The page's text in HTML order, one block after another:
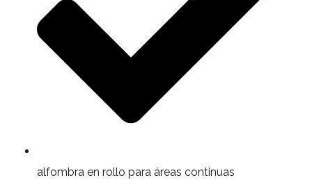
alfombra en rollo para áreas continuas